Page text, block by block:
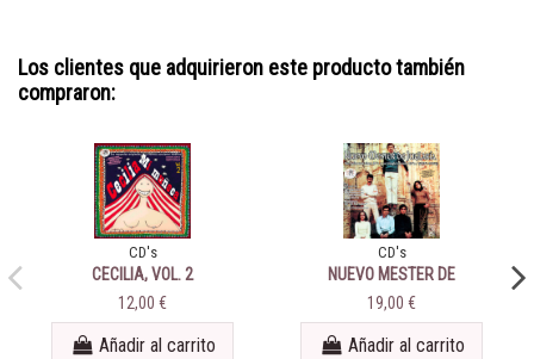
Los clientes que adquirieron este producto también
compraron:
CD's
CECILIA, VOL. 2
12,00 €
Añadir al carrito
CD's
NUEVO MESTER DE
JUGLARIA - VOL. 1
19,00 €
Añadir al carrito